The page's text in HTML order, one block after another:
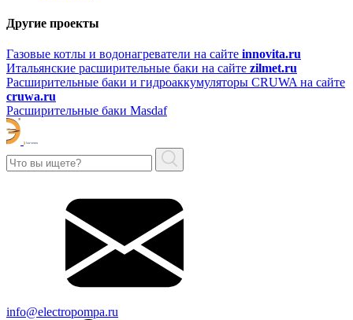
Другие проекты
Газовые котлы и водонагреватели на сайте innovita.ru
Итальянские расширительные баки на сайте zilmet.ru
Расширительные баки и гидроаккумуляторы CRUWA на сайте
cruwa.ru
Расширительные баки Masdaf
info@electropompa.ru